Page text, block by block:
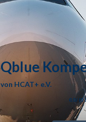
Qblue
von HCAT+ e.V.
0,0/ (0